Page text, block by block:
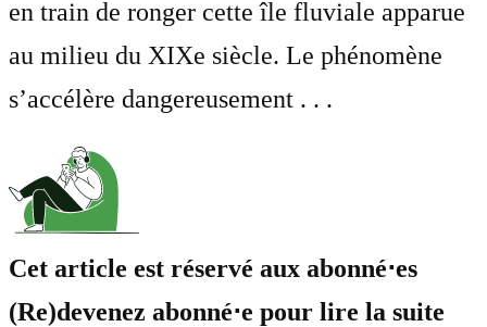
en train de ronger cette île fluviale apparue
au milieu du XIXe siècle. Le phénomène
s’accélère dangereusement . . .
Cet article est réservé aux abonné⋅es
(Re)devenez abonné⋅e pour lire la suite